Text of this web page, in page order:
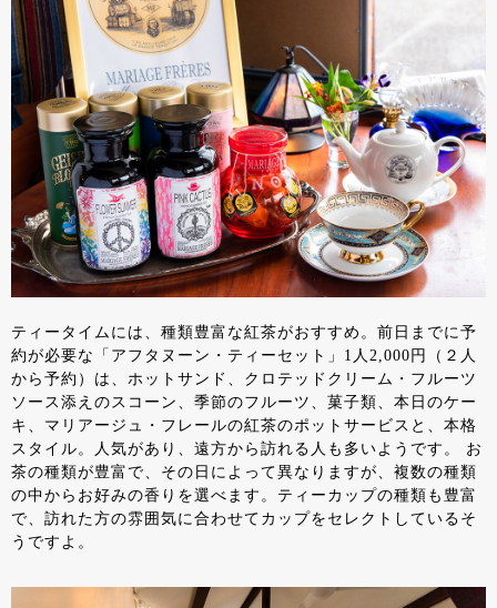
ティータイムには、種類豊富な紅茶がおすすめ。前日までに予
約が必要な「アフタヌーン・ティーセット」1人2,000円（２人
から予約）は、ホットサンド、クロテッドクリーム・フルーツ
ソース添えのスコーン、季節のフルーツ、菓子類、本日のケー
キ、マリアージュ・フレールの紅茶のポットサービスと、本格
スタイル。人気があり、遠方から訪れる人も多いようです。 お
茶の種類が豊富で、その日によって異なりますが、複数の種類
の中からお好みの香りを選べます。ティーカップの種類も豊富
で、訪れた方の雰囲気に合わせてカップをセレクトしているそ
うですよ。